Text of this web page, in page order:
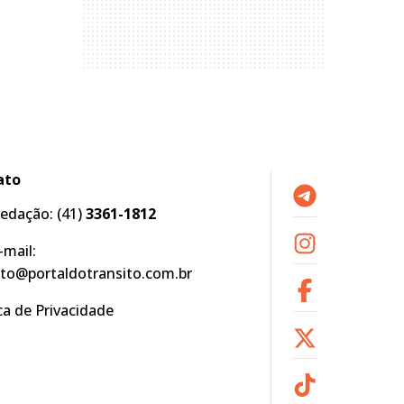
(41)3361-1812
mail:
de Privacidade